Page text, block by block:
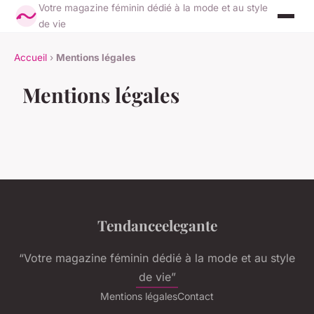
Votre magazine féminin dédié à la mode et au style
de vie
Accueil › Mentions légales
Mentions légales
Tendanceelegante
“Votre magazine féminin dédié à la mode et au style
de vie”
Mentions légalesContact